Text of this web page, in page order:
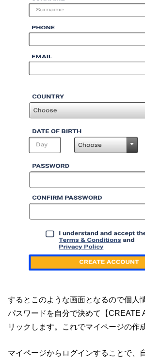
するとこのような画面となるので個人
パスワードを自分で決めて【CREATE
リックします。これでマイページの作
マイページからログインすることで、